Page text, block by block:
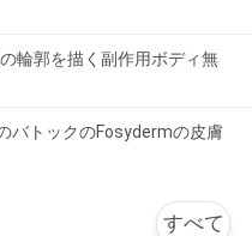
輪郭を描く副作用ボディ無
バトックのFosydermの皮膚
すべて